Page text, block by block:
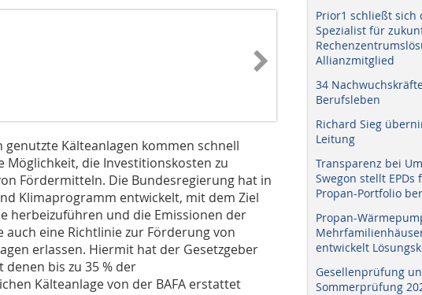
Kälteanlagen kommen schnell
Möglichkeit, die Investitionskosten zu
Fördermitteln. Die Bundesregierung hat in
Klimaprogramm entwickelt, mit dem Ziel
herbeizuführen und die Emissionen der
auch eine Richtlinie zur Förderung von
erlassen. Hiermit hat der Gesetzgeber
bis zu 35 % der
Kälteanlage von der BAFA erstattet
Prior1 schließt
Spezialist für
Allianzmitglied
34
Berufsleben
Richard Sieg
Leitung
Transparenz bei
Swegon stellt EPDs
Propan-Portfolio
Propan-
entwickelt
Gesellenprüfung
Sommerprüfung